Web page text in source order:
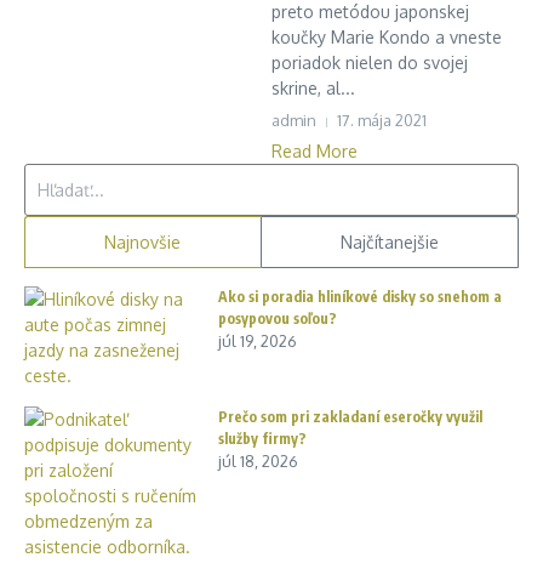
preto metódou japonskej
koučky Marie Kondo a vneste
poriadok nielen do svojej
skrine, al...
admin 17. mája 2021
Read More
Najnovšie Najčítanejšie
Ako si poradia hliníkové disky so snehom a
posypovou soľou?
júl 19, 2026
Prečo som pri zakladaní eseročky využil
služby firmy?
júl 18, 2026